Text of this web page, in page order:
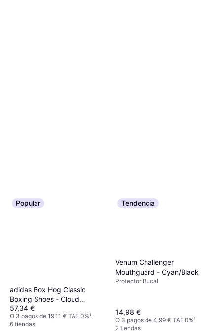
Popular
adidas Box Hog Classic
Boxing Shoes - Cloud
White/Core Black
57,34 €
O 3 pagos de 19,11 € TAE 0%¹
6 tiendas
Tendencia
Venum Challenger
Mouthguard - Cyan/Black
Protector Bucal
14,98 €
O 3 pagos de 4,99 € TAE 0%¹
2 tiendas